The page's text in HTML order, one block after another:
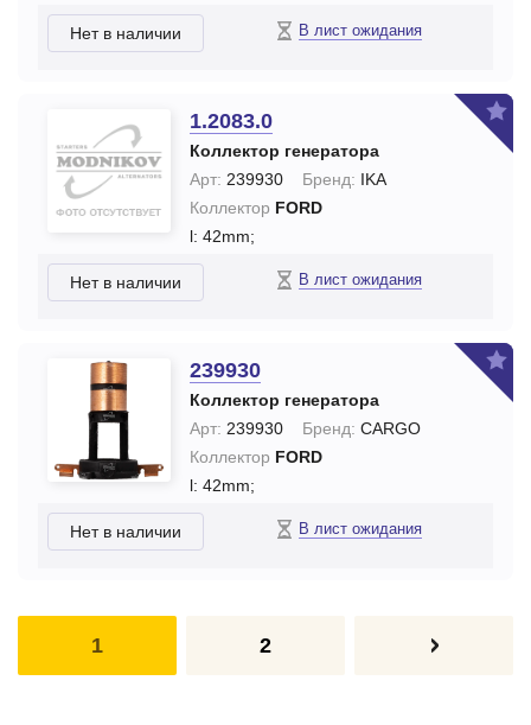
Нет в наличии В лист ожидания
1.2083.0
Коллектор генератора
Арт: 239930 Бренд: IKA
Коллектор FORD
l: 42mm;
Нет в наличии В лист ожидания
239930
Коллектор генератора
Арт: 239930 Бренд: CARGO
Коллектор FORD
l: 42mm;
Нет в наличии В лист ожидания
1 2